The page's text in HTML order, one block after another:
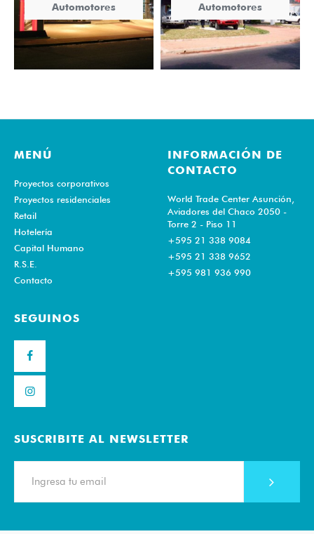
Automotores
Automotores
MENÚ
Proyectos corporativos
Proyectos residenciales
Retail
Hotelería
Capital Humano
R.S.E.
Contacto
INFORMACIÓN DE
CONTACTO
World Trade Center Asunción,
Aviadores del Chaco 2050 -
Torre 2 - Piso 11
+595 21 338 9084
+595 21 338 9652
+595 981 936 990
SEGUINOS
SUSCRIBITE AL NEWSLETTER